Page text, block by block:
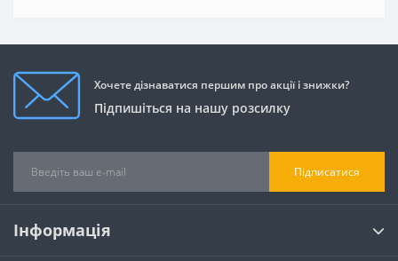
Хочете дізнаватися першим про акції і знижки?
Підпишіться на нашу розсилку
Підписатися
Інформація